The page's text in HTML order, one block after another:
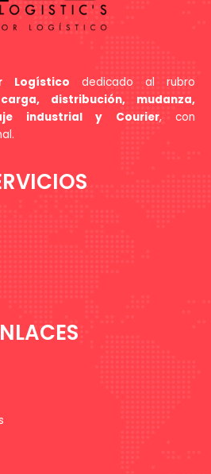
Logístico dedicado al rubro
distribución, mudanza,
industrial y Courier, con